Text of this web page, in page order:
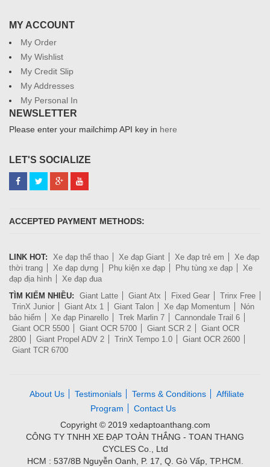
MY ACCOUNT
My Order
My Wishlist
My Credit Slip
My Addresses
My Personal In
NEWSLETTER
Please enter your mailchimp API key in here
LET'S SOCIALIZE
ACCEPTED PAYMENT METHODS:
LINK HOT: Xe đạp thể thao Xe đạp Giant Xe đạp trẻ em
Xe đạp
thời trang
Xe đạp dựng Phụ kiện xe đạp Phụ tùng xe đạp
Xe
đạp địa hình
Xe đạp đua
TÌM KIẾM NHIỀU:
Giant Latte Giant Atx Fixed Gear
Trinx Free
TrinX Junior
Giant Atx 1 Giant Talon Xe đạp Momentum
Nón
bảo hiểm
Xe đạp Pinarello Trek Marlin 7
Cannondale Trail 6
Giant OCR 5500
Giant OCR 5700 Giant SCR 2
Giant OCR
2800
Giant Propel ADV 2 TrinX Tempo 1.0
Giant OCR 2600
Giant TCR 6700
About Us Testimonials Terms & Conditions
Affiliate
Program
Contact Us
Copyright © 2019 xedaptoanthang.com
CÔNG TY TNHH XE ĐẠP TOÀN THẮNG - TOAN THANG
CYCLES Co., Ltd
HCM : 537/8B Nguyễn Oanh, P. 17, Q. Gò Vấp, TP.HCM.